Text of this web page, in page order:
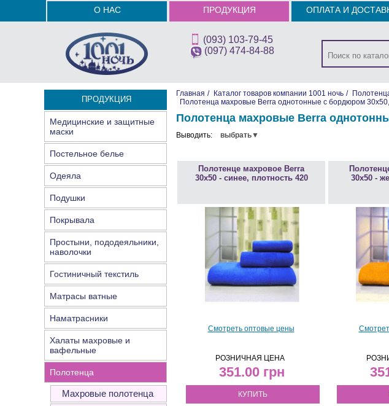
О НАС ПРОДУКЦИЯ ОПЛАТА И
(093) 103-79-45
(097) 474-84-88
ПРОДУКЦИЯ
Медицинские и защитные
маски
Постельное белье
Одеяла
Подушки
Покрывала
Простыни, пододеяльники,
наволочки
Гостиничный текстиль
Матрасы ватные
Наматрасники
Халаты махровые и
вафельные
Полотенца
Махровые полотенца
Главная / Каталог товаров компании 1001 ночь /
Полотенца махровые Berra однотонные с бордюром
Полотенца махровые Berra
Выводить: выбрать▼
Полотенце махровое Berra
30х50 - синее, плотность 420
Смотреть оптовые цены
РОЗНИЧНАЯ ЦЕНА
351.00
КУПИТЬ
30х50 -